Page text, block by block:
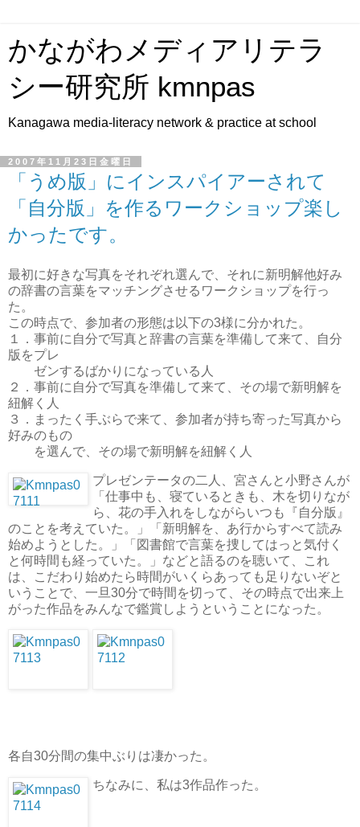
かながわメディアリテラ
シー研究所 kmnpas
Kanagawa media-literacy network & practice at school
2007年11月23日金曜日
「うめ版」にインスパイアーされて
「自分版」を作るワークショップ楽し
かったです。
最初に好きな写真をそれぞれ選んで、それに新明解他好み
の辞書の言葉をマッチングさせるワークショップを行っ
た。
この時点で、参加者の形態は以下の3様に分かれた。
１．事前に自分で写真と辞書の言葉を準備して来て、自分
版をプレ
ゼンするばかりになっている人
２．事前に自分で写真を準備して来て、その場で新明解を
紐解く人
３．まったく手ぶらで来て、参加者が持ち寄った写真から
好みのもの
を選んで、その場で新明解を紐解く人
プレゼンテータの二人、宮さんと小野さんが
「仕事中も、寝ているときも、木を切りなが
ら、花の手入れをしながらいつも『自分版』
のことを考えていた。」「新明解を、あ行からすべて読み
始めようとした。」「図書館で言葉を捜してはっと気付く
と何時間も経っていた。」などと語るのを聴いて、これ
は、こだわり始めたら時間がいくらあっても足りないぞと
いうことで、一旦30分で時間を切って、その時点で出来上
がった作品をみんなで鑑賞しようということになった。
各自30分間の集中ぶりは凄かった。
ちなみに、私は3作品作った。